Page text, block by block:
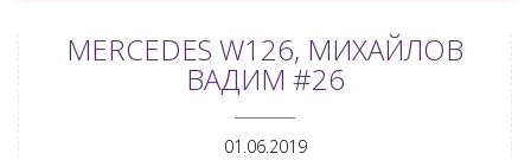
MERCEDES W126, МИХАЙЛОВ
ВАДИМ #26
01.06.2019